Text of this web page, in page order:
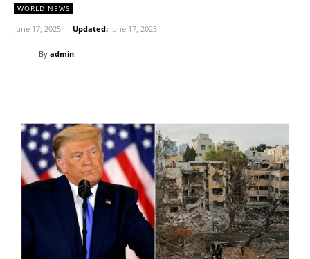
WORLD NEWS
June 17, 2025 Updated: June 17, 2025
By admin